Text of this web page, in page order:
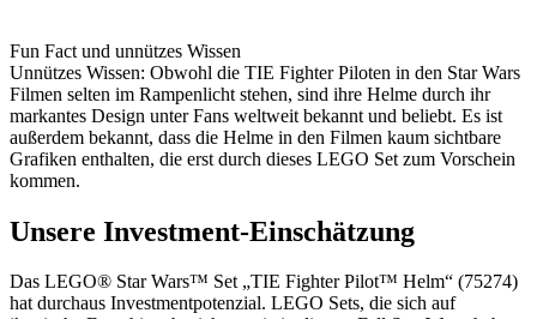
Fun Fact und unnützes Wissen
Unnützes Wissen: Obwohl die TIE Fighter Piloten in den Star Wars
Filmen selten im Rampenlicht stehen, sind ihre Helme durch ihr
markantes Design unter Fans weltweit bekannt und beliebt. Es ist
außerdem bekannt, dass die Helme in den Filmen kaum sichtbare
Grafiken enthalten, die erst durch dieses LEGO Set zum Vorschein
kommen.
Unsere Investment-Einschätzung
Das LEGO® Star Wars™ Set „TIE Fighter Pilot™ Helm“ (75274)
hat durchaus Investmentpotenzial. LEGO Sets, die sich auf